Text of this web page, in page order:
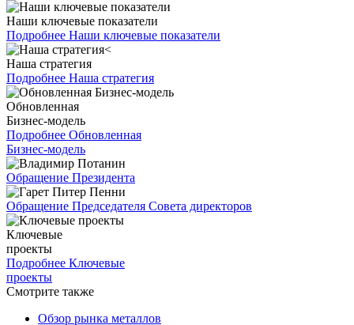
Наши ключевые показатели
Подробнее Наши ключевые показатели
Наша стратегия
Подробнее Наша стратегия
Обновленная
Бизнес-модель
Подробнее Обновленная
Бизнес-модель
Обращение Президента
Обращение Председателя Совета директоров
Ключевые
проекты
Подробнее Ключевые
проекты
Смотрите также
Обзор рынка металлов